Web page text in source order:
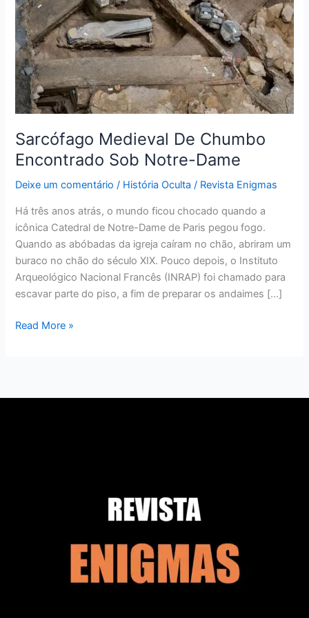
Sarcófago Medieval De Chumbo
Encontrado Sob Notre-Dame
Deixe um comentário / História Oculta / Revista Enigmas
Há três anos atrás, o mundo ficou chocado quando a
icônica Catedral de Notre-Dame de Paris pegou fogo.
Quando as abóbadas da igreja caíram no chão, abriram um
buraco no chão do século XIX. Pouco depois, o Instituto
Arqueológico Nacional Francês (INRAP) foi chamado para
escavar parte do piso, a fim de preparar os andaimes […]
Sob
Notre-
Dame
Read More »